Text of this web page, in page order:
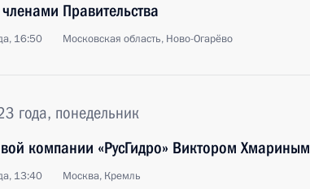
Правительства
16:50 Московская область, Ново-Огарёво
года, понедельник
компании «РусГидро» Виктором Хмариным
13:40 Москва, Кремль